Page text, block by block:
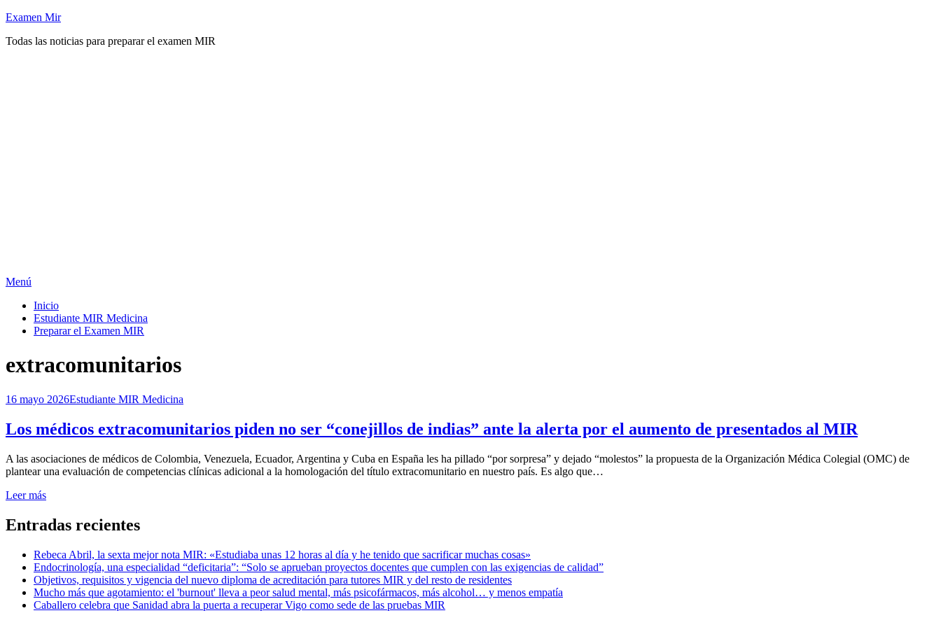
Saltar
contenido
Examen Mir
Todas las noticias para preparar el examen MIR
Menú
Inicio
Estudiante MIR Medicina
Preparar el Examen MIR
Etiqueta
:
extracomunitarios
Publicada
16 mayo 2026Estudiante MIR Medicina
Los médicos extracomunitarios piden no ser “conejillos de indias” ante la alerta por el aumento de presentados al MIR
porExamen MIR
A las asociaciones de médicos de Colombia, Venezuela, Ecuador, Argentina y Cuba en España les ha pillado “por sorpresa” y dejado “molestos” la propuesta de la Organización Médica Colegial (OMC) de
plantear una evaluación de competencias clínicas adicional a la homologación del título extracomunitario en nuestro país. Es algo que…
Leer más
Entradas recientes
Rebeca Abril, la sexta mejor nota MIR: «Estudiaba unas 12 horas al día y he tenido que sacrificar muchas cosas»
Endocrinología, una especialidad “deficitaria”: “Solo se aprueban proyectos docentes que cumplen con las exigencias de calidad”
Objetivos, requisitos y vigencia del nuevo diploma de acreditación para tutores MIR y del resto de residentes
Mucho más que agotamiento: el 'burnout' lleva a peor salud mental, más psicofármacos, más alcohol… y menos empatía
Caballero celebra que Sanidad abra la puerta a recuperar Vigo como sede de las pruebas MIR